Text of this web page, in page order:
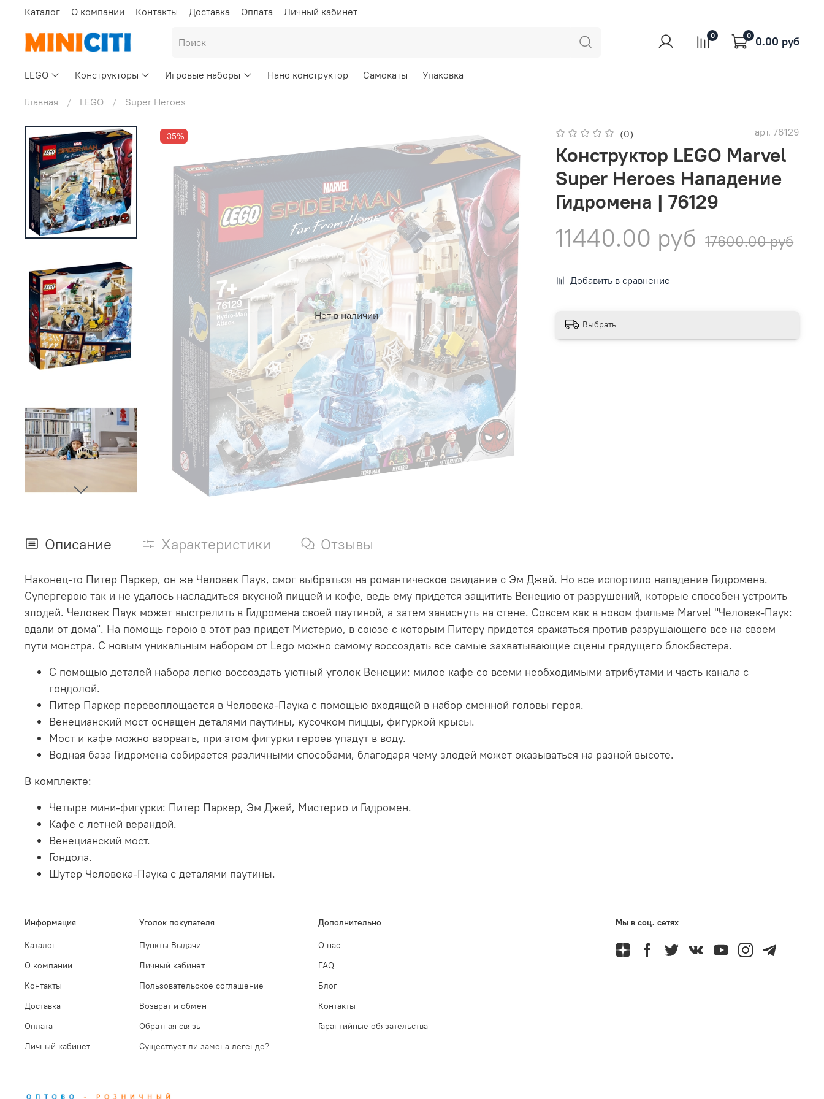
Каталог О компании Контакты Доставка Оплата Личный кабинет
0 0 0.00 руб
LEGO Конструкторы Игровые наборы Нано конструктор Самокаты Упаковка
Главная LEGO Super Heroes
Нет в наличии
-35% (0) арт. 76129
Конструктор LEGO Marvel
Super Heroes Нападение
Гидромена | 76129
11440.00 руб 17600.00 руб
Добавить в сравнение
Выбрать
Описание Характеристики Отзывы
Наконец-то Питер Паркер, он же Человек Паук, смог выбраться на романтическое свидание с Эм Джей. Но все испортило нападение Гидромена.
Супергерою так и не удалось насладиться вкусной пиццей и кофе, ведь ему придется защитить Венецию от разрушений, которые способен устроить
злодей. Человек Паук может выстрелить в Гидромена своей паутиной, а затем зависнуть на стене. Совсем как в новом фильме Marvel "Человек-Паук:
вдали от дома". На помощь герою в этот раз придет Мистерио, в союзе с которым Питеру придется сражаться против разрушающего все на своем
пути монстра. С новым уникальным набором от Lego можно самому воссоздать все самые захватывающие сцены грядущего блокбастера.
С помощью деталей набора легко воссоздать уютный уголок Венеции: милое кафе со всеми необходимыми атрибутами и часть канала с
гондолой.
Питер Паркер перевоплощается в Человека-Паука с помощью входящей в набор сменной головы героя.
Венецианский мост оснащен деталями паутины, кусочком пиццы, фигуркой крысы.
Мост и кафе можно взорвать, при этом фигурки героев упадут в воду.
Водная база Гидромена собирается различными способами, благодаря чему злодей может оказываться на разной высоте.
В комплекте:
Четыре мини-фигурки: Питер Паркер, Эм Джей, Мистерио и Гидромен.
Кафе с летней верандой.
Венецианский мост.
Гондола.
Шутер Человека-Паука с деталями паутины.
Информация
Каталог
О компании
Контакты
Доставка
Оплата
Личный кабинет
Уголок покупателя
Пункты Выдачи
Личный кабинет
Пользовательское соглашение
Возврат и обмен
Обратная связь
Существует ли замена легенде?
Дополнительно
О нас
FAQ
Блог
Контакты
Гарантийные обязательства
Мы в соц. сетях